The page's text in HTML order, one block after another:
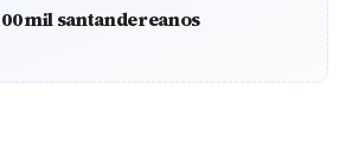
mil santandereanos